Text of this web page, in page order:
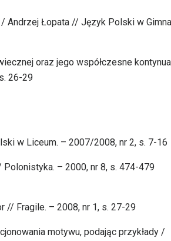
Andrzej Łopata // Język Polski w
oraz jego współczesne
26-29
w Liceum. – 2007/2008, nr 2, s. 7-16
– 2000, nr 8, s. 474-479
// Fragile. – 2008, nr 1, s. 27-29
motywu, podając przykłady /